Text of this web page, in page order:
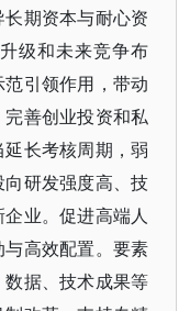
期资本与耐心资
级和未来竞争布
引领作用，带动
善创业投资和私
长考核周期，弱
研发强度高、技
业。促进高端人
高效配置。要素
据、技术成果等